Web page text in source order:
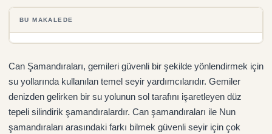
BU MAKALEDE
Can Şamandıraları, gemileri güvenli bir şekilde yönlendirmek için
su yollarında kullanılan temel seyir yardımcılarıdır. Gemiler
denizden gelirken bir su yolunun sol tarafını işaretleyen düz
tepeli silindirik şamandıralardır. Can şamandıraları ile Nun
şamandıraları arasındaki farkı bilmek güvenli seyir için çok